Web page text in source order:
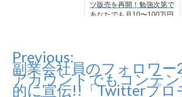
ツ販売を再開！勉強次第で
あなたでも月10〜100万円
投
稿
Previous:
副業会社員のフォロワ
アカウントでもコンテ
的に宣伝!!「Twitterプロ